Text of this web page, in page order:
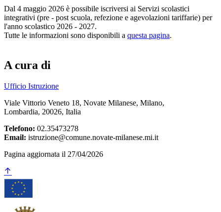
Dal 4 maggio 2026 è possibile iscriversi ai Servizi scolastici
integrativi (pre - post scuola, refezione e agevolazioni tariffarie) per
l'anno scolastico 2026 - 2027.
Tutte le informazioni sono disponibili a questa pagina.
A cura di
Ufficio Istruzione
Viale Vittorio Veneto 18, Novate Milanese, Milano,
Lombardia, 20026, Italia
Telefono: 02.35473278
Email: istruzione@comune.novate-milanese.mi.it
Pagina aggiornata il 27/04/2026